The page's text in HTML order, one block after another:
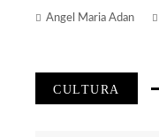
Angel Maria Adan
CULTURA